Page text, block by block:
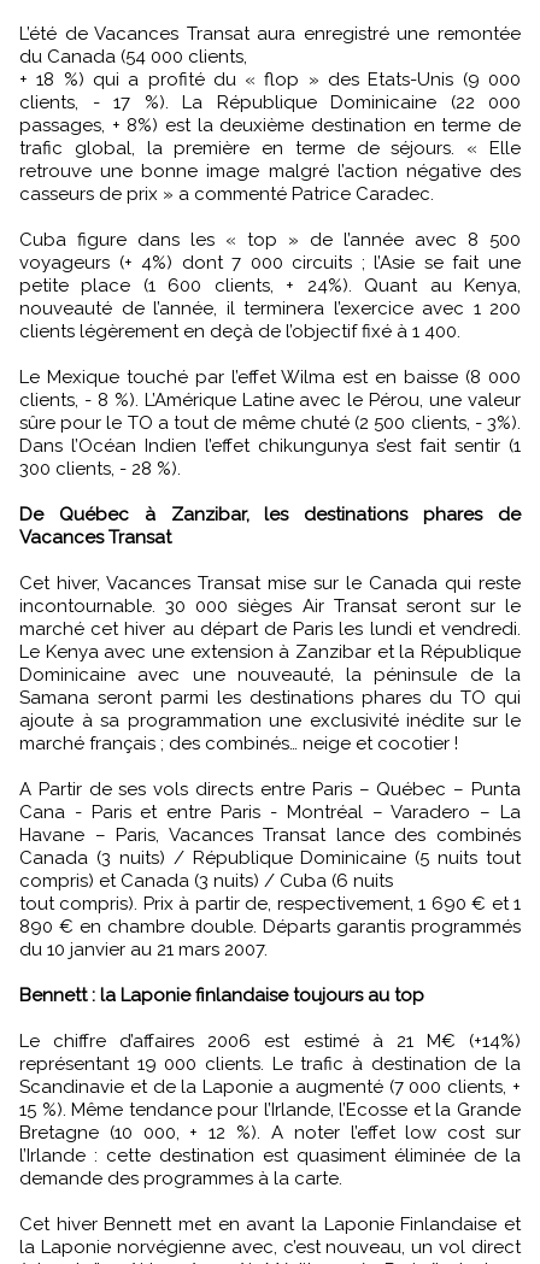
L’été de Vacances Transat aura enregistré une remontée
du Canada (54 000 clients,
+ 18 %) qui a profité du « flop » des Etats-Unis (9 000
clients, - 17 %). La République Dominicaine (22 000
passages, + 8%) est la deuxième destination en terme de
trafic global, la première en terme de séjours. « Elle
retrouve une bonne image malgré l’action négative des
casseurs de prix » a commenté Patrice Caradec.
Cuba figure dans les « top » de l’année avec 8 500
voyageurs (+ 4%) dont 7 000 circuits ; l’Asie se fait une
petite place (1 600 clients, + 24%). Quant au Kenya,
nouveauté de l’année, il terminera l’exercice avec 1 200
clients légèrement en deçà de l’objectif fixé à 1 400.
Le Mexique touché par l’effet Wilma est en baisse (8 000
clients, - 8 %). L’Amérique Latine avec le Pérou, une valeur
sûre pour le TO a tout de même chuté (2 500 clients, - 3%).
Dans l’Océan Indien l’effet chikungunya s’est fait sentir (1
300 clients, - 28 %).
De Québec à Zanzibar, les destinations phares de
Vacances Transat
Cet hiver, Vacances Transat mise sur le Canada qui reste
incontournable. 30 000 sièges Air Transat seront sur le
marché cet hiver au départ de Paris les lundi et vendredi.
Le Kenya avec une extension à Zanzibar et la République
Dominicaine avec une nouveauté, la péninsule de la
Samana seront parmi les destinations phares du TO qui
ajoute à sa programmation une exclusivité inédite sur le
marché français ; des combinés… neige et cocotier !
A Partir de ses vols directs entre Paris – Québec – Punta
Cana - Paris et entre Paris - Montréal – Varadero – La
Havane – Paris, Vacances Transat lance des combinés
Canada (3 nuits) / République Dominicaine (5 nuits tout
compris) et Canada (3 nuits) / Cuba (6 nuits
tout compris). Prix à partir de, respectivement, 1 690 € et 1
890 € en chambre double. Départs garantis programmés
du 10 janvier au 21 mars 2007.
Bennett : la Laponie finlandaise toujours au top
Le chiffre d’affaires 2006 est estimé à 21 M€ (+14%)
représentant 19 000 clients. Le trafic à destination de la
Scandinavie et de la Laponie a augmenté (7 000 clients, +
15 %). Même tendance pour l’Irlande, l’Ecosse et la Grande
Bretagne (10 000, + 12 %). A noter l’effet low cost sur
l’Irlande : cette destination est quasiment éliminée de la
demande des programmes à la carte.
Cet hiver Bennett met en avant la Laponie Finlandaise et
la Laponie norvégienne avec, c’est nouveau, un vol direct